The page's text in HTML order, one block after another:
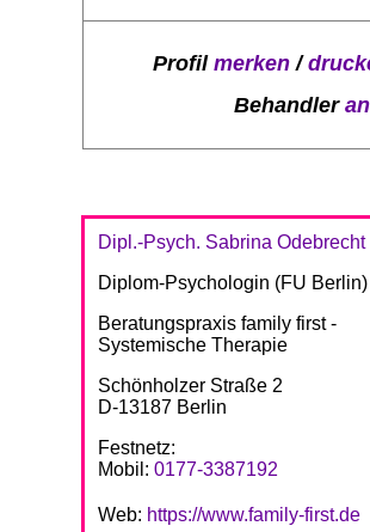
Profil merken/
Behandler
Dipl.-Psych. Sabrina Odebrecht
Diplom-Psychologin (FU Berlin)
Beratungspraxis family first -
Systemische Therapie
Schönholzer Straße 2
D-13187 Berlin
Festnetz:
Mobil: 0177-3387192
Web: https://www.family-first.de